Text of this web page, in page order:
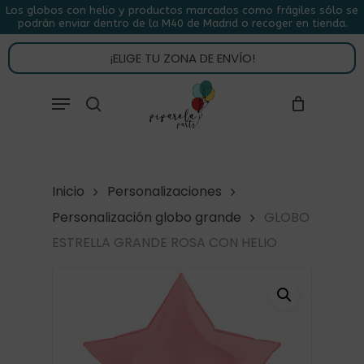
Skip
to
main
content
Los globos con helio y productos marcados como frágiles sólo se
podrán enviar dentro de la M40 de Madrid o recoger en tienda.
¡ELIGE TU ZONA DE ENVÍO!
Menu
CARRITO CLOSE
CART
Inicio
Personalizaciones
Personalización globo grande
GLOBO
ESTRELLA GRANDE ROSA CON HELIO
Menu